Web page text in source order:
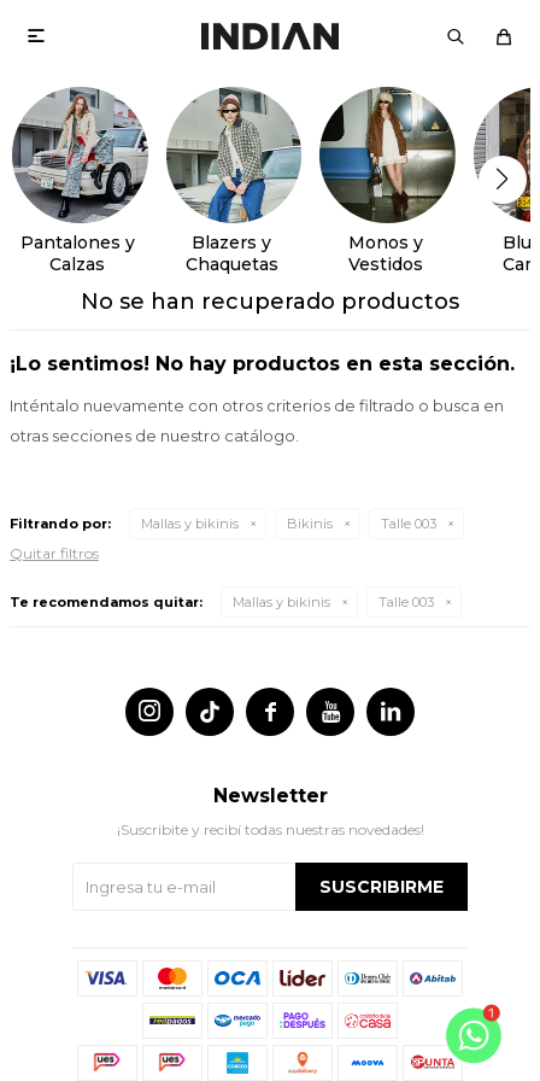

Pantalones y
Calzas
Blazers y
Chaquetas
Monos y
Vestidos
No se han recuperado productos
¡Lo sentimos! No hay productos en esta sección.
Inténtalo nuevamente con otros criterios de filtrado o busca en
otras secciones de nuestro catálogo.
Filtrando por: Mallas y bikinis Bikinis Talle 003
Quitar filtros
Te recomendamos quitar: Mallas y bikinis Talle 003
 
 
Newsletter
¡Suscribite y recibí todas nuestras novedades!
SUSCRIBIRME